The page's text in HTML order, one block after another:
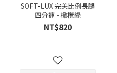
SOFT-LUX 完美比例長腿
四分褲 - 橄欖綠
NT$820